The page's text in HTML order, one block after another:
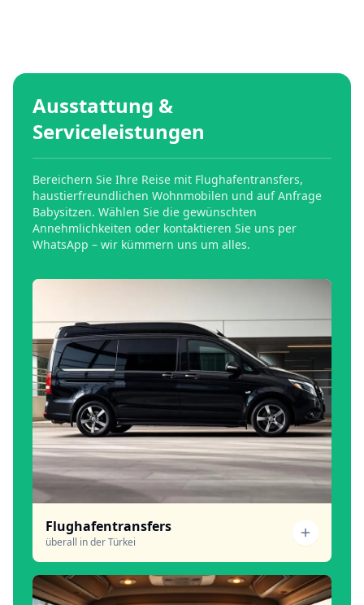
Ausstattung &
Serviceleistungen
Bereichern Sie Ihre Reise mit Flughafentransfers,
haustierfreundlichen Wohnmobilen und auf Anfrage
Babysitzen. Wählen Sie die gewünschten
Annehmlichkeiten oder kontaktieren Sie uns per
WhatsApp – wir kümmern uns um alles.
Flughafentransfers
überall in der Türkei